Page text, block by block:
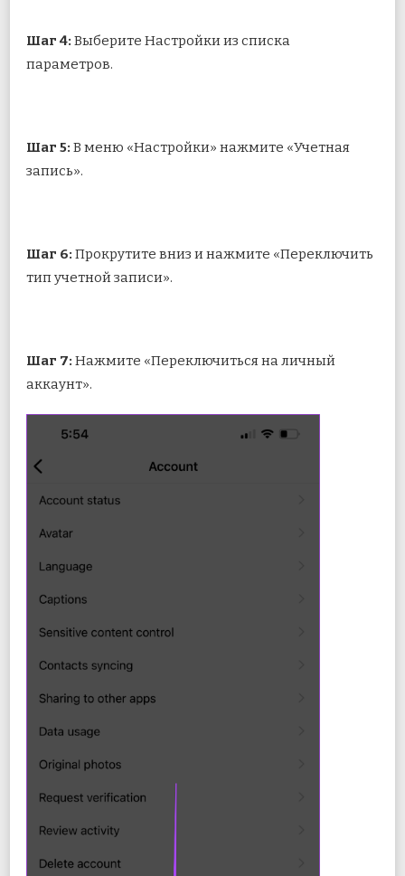
Шаг 4: Выберите Настройки из списка
параметров.
Шаг 5: В меню «Настройки» нажмите «Учетная
запись».
Шаг 6: Прокрутите вниз и нажмите «Переключить
тип учетной записи».
Шаг 7: Нажмите «Переключиться на личный
аккаунт».